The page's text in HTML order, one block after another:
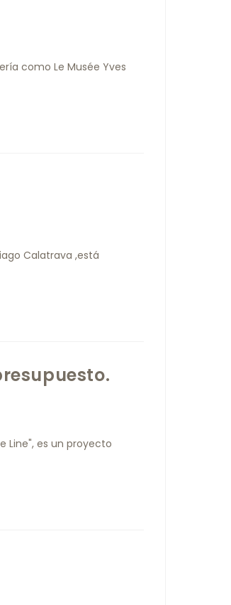
como Le Musée Yves
Calatrava ,está
Line", es un proyecto